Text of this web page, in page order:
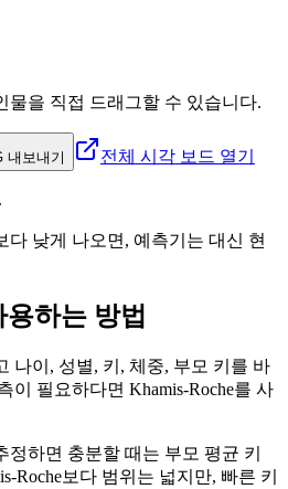
물을 직접 드래그할 수 있습니다.
내보내기 전체 시각 보드 열기
다 낮게 나오면, 예측기는 대신 현
하는 방법
나이, 성별, 키, 체중, 부모 키를 바
이 필요하다면 Khamis-Roche를 사
하면 충분할 때는 부모 평균 키
Roche보다 범위는 넓지만, 빠른 키